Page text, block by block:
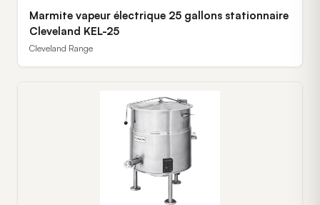
Marmite vapeur électrique 25 gallons stationnaire
Cleveland KEL-25
Cleveland Range